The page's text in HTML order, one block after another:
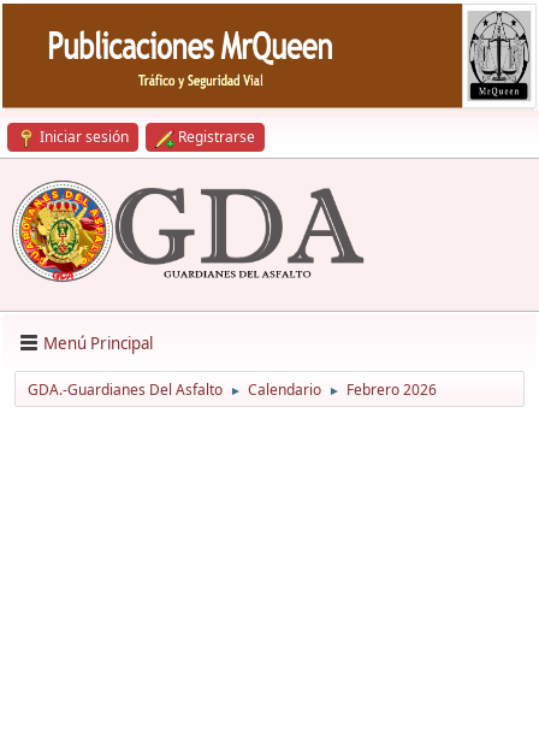
Iniciar sesión Registrarse
Menú Principal
GDA.-Guardianes Del Asfalto ► Calendario ► Febrero 2026